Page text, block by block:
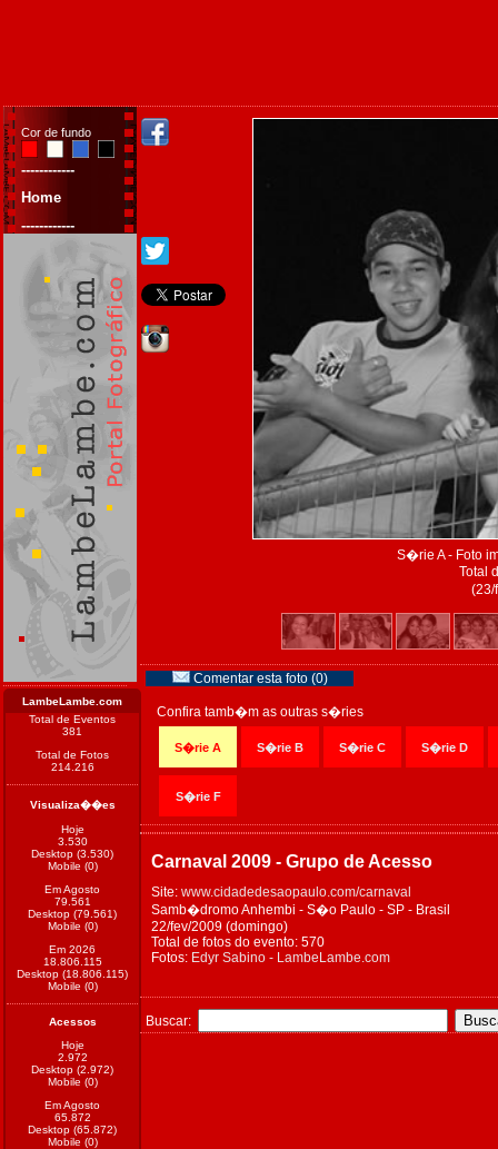
Cor de fundo
------------
Home
------------
LambeLambe.com
Total de Eventos
381
Total de Fotos
214.216
Visualiza��es
Hoje
3.530
Desktop (3.530)
Mobile (0)
Em Agosto
79.561
Desktop (79.561)
Mobile (0)
Em 2026
18.806.115
Desktop (18.806.115)
Mobile (0)
Acessos
Hoje
2.972
Desktop (2.972)
Mobile (0)
Em Agosto
65.872
Desktop (65.872)
Mobile (0)
S�rie A - Foto
Total
Comentar esta foto (0)
Confira tamb�m as outras s�ries
S�rie A S�rie B S�rie C S�rie D
S�rie F
Carnaval 2009 - Grupo de Acesso
Site: www.cidadedesaopaulo.com/carnaval
Samb�dromo Anhembi - S�o Paulo - SP - Brasil
22/fev/2009 (domingo)
Total de fotos do evento: 570
Fotos: Edyr Sabino - LambeLambe.com
Buscar: